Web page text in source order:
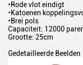
•Rode vlot eindigt
•Katoenen
•Brei pols
Capaciteit: 12000
Grootte: 25cm
Gedetailleerde Beelden